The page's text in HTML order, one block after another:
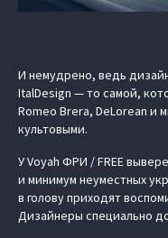
И немудрено, ведь
ItalDesign — то самой,
Romeo Brera, DeLorean и
культовыми.
У Voyah ФРИ / FREE
и минимум неуместных
в голову приходят
Дизайнеры специально